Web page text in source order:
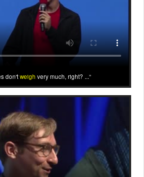
don'tweigh very much, right? ...